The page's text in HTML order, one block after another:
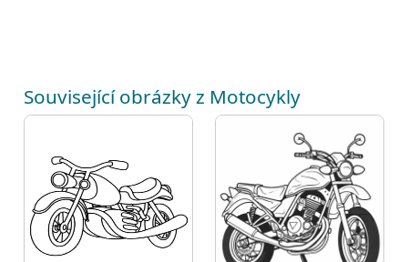
Související obrázky z Motocykly